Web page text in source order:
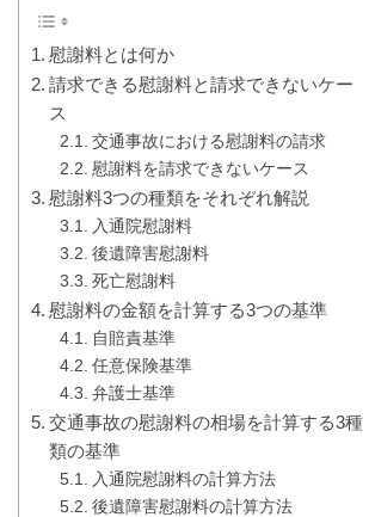
慰謝料とは何か
請求できる慰謝料と請求できないケー
ス
交通事故における慰謝料の請求
慰謝料を請求できないケース
慰謝料3つの種類をそれぞれ解説
入通院慰謝料
後遺障害慰謝料
死亡慰謝料
慰謝料の金額を計算する3つの基準
自賠責基準
任意保険基準
弁護士基準
交通事故の慰謝料の相場を計算する3種
類の基準
入通院慰謝料の計算方法
後遺障害慰謝料の計算方法